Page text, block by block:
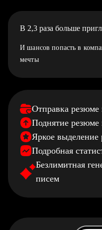
В 2,3 раза больше
И шансов попасть в
мечты
Отправка
Поднятие резюме
Яркое выделение
Подробная
Безлимитная
писем